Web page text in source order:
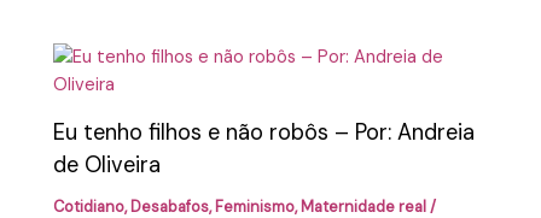
Eu tenho filhos e não robôs – Por: Andreia
de Oliveira
Cotidiano,Desabafos,Feminismo,Maternidade real/